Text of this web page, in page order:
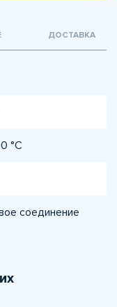
ДОСТАВКА
°C
соединение